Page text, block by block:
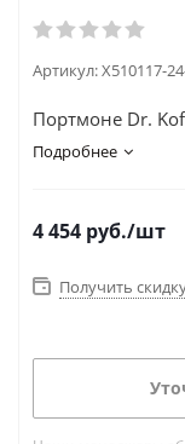
Артикул:X510117-
Портмоне Dr.
Подробнее
4 454 руб./шт
Получить